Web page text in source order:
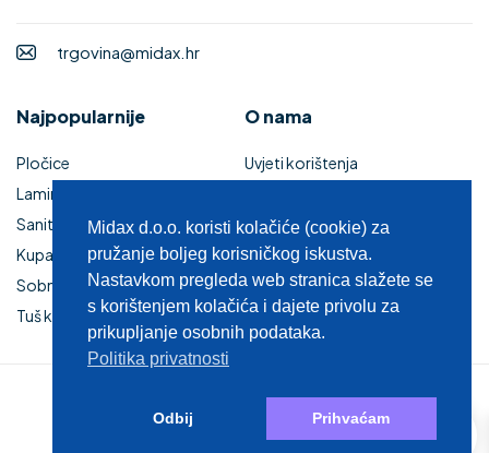
trgovina@midax.hr
Najpopularnije
Pločice
Laminati
Sanitarije
Kupaonski namještaj
Sobna vrata
Tuš kabine i kade
O nama
Uvjeti korištenja
Izjava o sigurnosti online
plaćanja
Kupaonski namještaj
Zaštita privatnosti
© 2025 MIDAX d.o.o.
Midax d.o.o. koristi kolačiće (cookie) za
pružanje boljeg korisničkog iskustva.
Nastavkom pregleda web stranica slažete se
s korištenjem kolačića i dajete privolu za
prikupljanje osobnih podataka.
Politika privatnosti
Odbij Prihvaćam